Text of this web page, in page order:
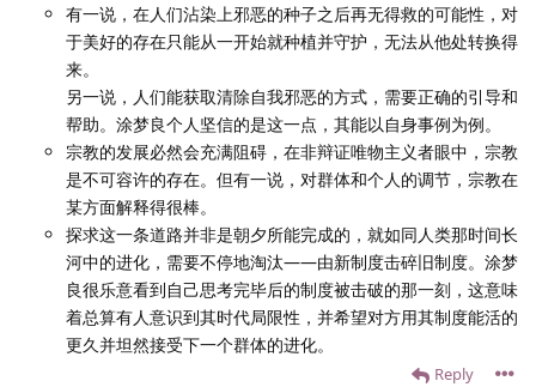
有一说，在人们沾染上邪恶的种子之后再无得救的可能性，对
于美好的存在只能从一开始就种植并守护，无法从他处转换得
来。
另一说，人们能获取清除自我邪恶的方式，需要正确的引导和
帮助。涂梦良个人坚信的是这一点，其能以自身事例为例。
宗教的发展必然会充满阻碍，在非辩证唯物主义者眼中，宗教
是不可容许的存在。但有一说，对群体和个人的调节，宗教在
某方面解释得很棒。
探求这一条道路并非是朝夕所能完成的，就如同人类那时间长
河中的进化，需要不停地淘汰——由新制度击碎旧制度。涂梦
良很乐意看到自己思考完毕后的制度被击破的那一刻，这意味
着总算有人意识到其时代局限性，并希望对方用其制度能活的
更久并坦然接受下一个群体的进化。
Reply